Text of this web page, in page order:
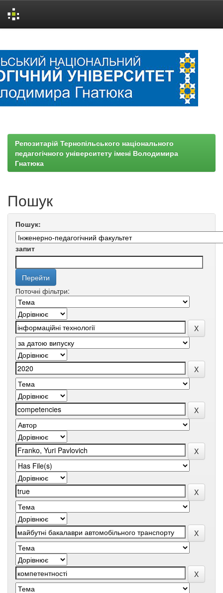
Репозитарій Тернопільського національного
педагогічного університету імені Володимира
Гнатюка
Пошук
Пошук:
запит
Поточні фільтри: